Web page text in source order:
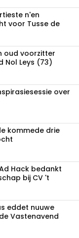
n'en
voor Tusse de
oud voorzitter
Nol Leys (73)
over
kommede drie
Hack bedankt
bij CV 't
eddet nuuwe
Vastenavend